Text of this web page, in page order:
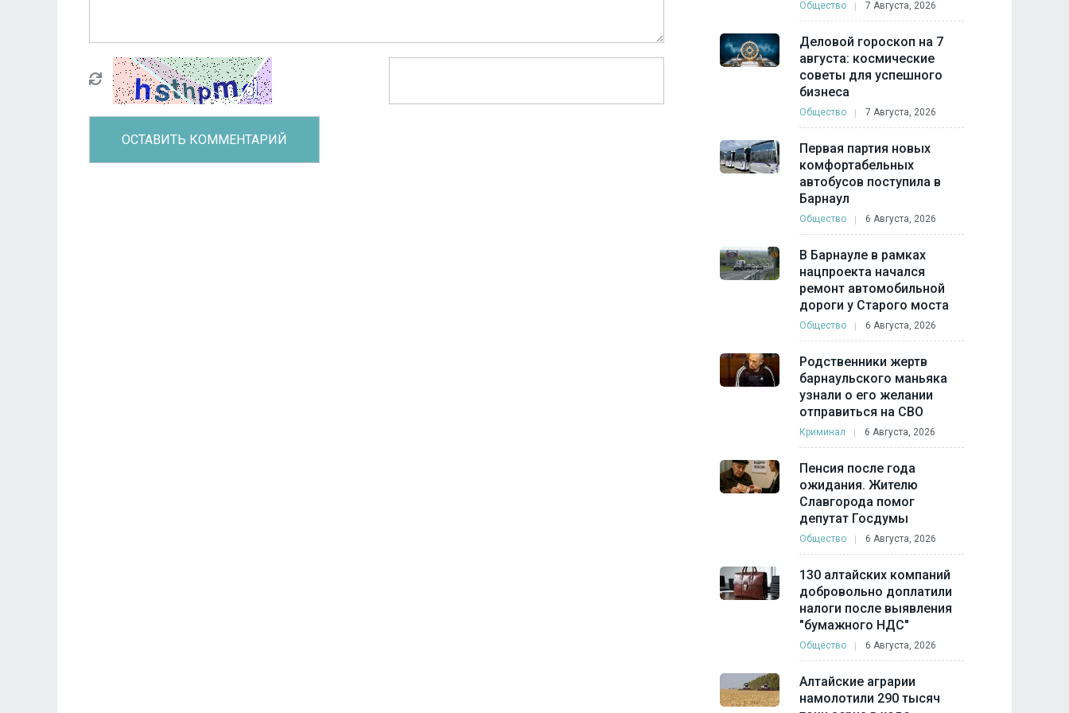
Общество 7 Августа, 2026
Деловой гороскоп на 7
августа: космические
советы для успешного
бизнеса
Общество 7 Августа, 2026
Первая партия новых
комфортабельных
автобусов поступила в
Барнаул
Общество 6 Августа, 2026
В Барнауле в рамках
нацпроекта начался
ремонт автомобильной
дороги у Старого моста
Общество 6 Августа, 2026
Родственники жертв
барнаульского маньяка
узнали о его желании
отправиться на СВО
Криминал 6 Августа, 2026
Пенсия после года
ожидания. Жителю
Славгорода помог
депутат Госдумы
Общество 6 Августа, 2026
130 алтайских компаний
добровольно доплатили
налоги после выявления
"бумажного НДС"
Общество 6 Августа, 2026
Алтайские аграрии
намолотили 290 тысяч